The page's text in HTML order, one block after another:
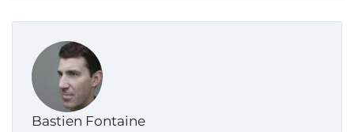
Bastien Fontaine